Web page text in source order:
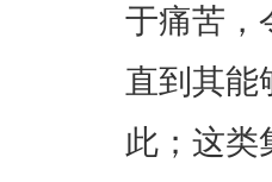
于痛苦，
直到其能
此；这类